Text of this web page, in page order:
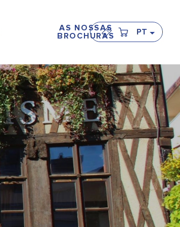
AS NOSSAS
BROCHURAS
PT